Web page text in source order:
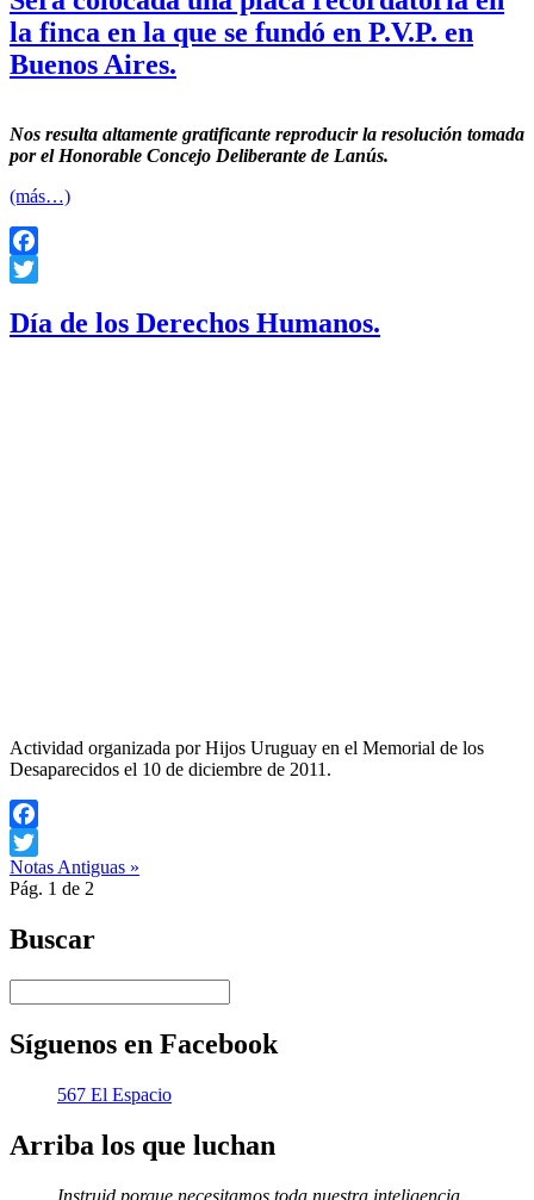
la finca en la que se fundó en P.V.P. en
Buenos Aires.
Nos resulta altamente gratificante reproducir la resolución tomada
por el Honorable Concejo Deliberante de Lanús.
(más…)
Facebook
Día de los Derechos Humanos.
Actividad organizada por Hijos Uruguay en el Memorial de los
Desaparecidos el 10 de diciembre de 2011.
Facebook
Twitter
Notas Antiguas »
Pág. 1 de 2
Buscar
Síguenos en Facebook
567 El Espacio
Arriba los que luchan
Instruid porque necesitamos toda nuestra inteligencia.